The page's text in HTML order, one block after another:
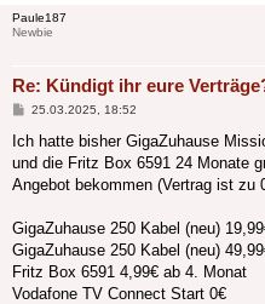
Paule187
Newbie
Re: Kündigt ihr eure
Beitrag
25.03.2025, 18:52
Ich hatte bisher GigaZuhause
und die Fritz Box 6591 24 Monate
Angebot bekommen (Vertrag ist zu
GigaZuhause 250 Kabel (neu)
GigaZuhause 250 Kabel (neu)
Fritz Box 6591 4,99€ ab 4. Monat
Vodafone TV Connect Start 0€